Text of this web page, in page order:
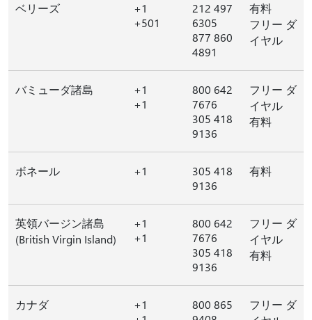
ベリーズ
+1
+501
212 497
6305
877 860
4891
有料
フリー ダ
イヤル
バミューダ諸島
+1
+1
800 642
7676
305 418
9136
フリー ダ
イヤル
有料
ボネール +1
305 418
9136
有料
英領バージン諸島
(British Virgin Island)
+1
+1
800 642
7676
305 418
9136
フリー ダ
イヤル
有料
カナダ
+1
800 865
フリー ダ